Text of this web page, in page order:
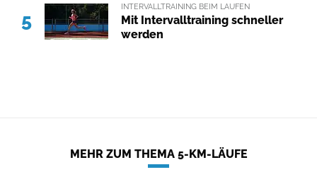
5
INTERVALLTRAINING BEIM LAUFEN
Mit Intervalltraining schneller
werden
MEHR ZUM THEMA 5-KM-LÄUFE